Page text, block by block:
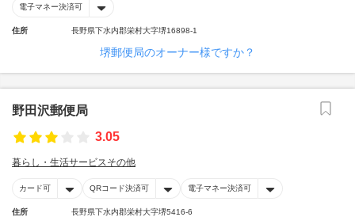
電子マネー決済可
住所 長野県下水内郡栄村大字堺16898-1
堺郵便局のオーナー様ですか？
野田沢郵便局
3.05
暮らし・生活サービスその他
カード可 QRコード決済可 電子マネー決済可
住所 長野県下水内郡栄村大字堺5416-6